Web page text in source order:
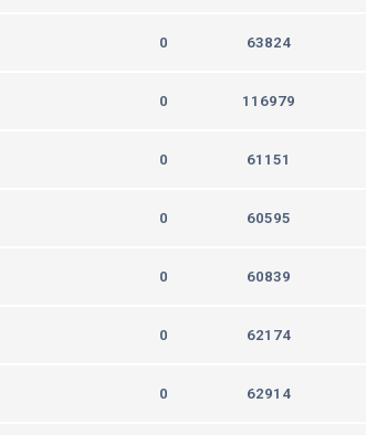
0 63824
0 116979
0 61151
0 60595
0 60839
0 62174
0 62914